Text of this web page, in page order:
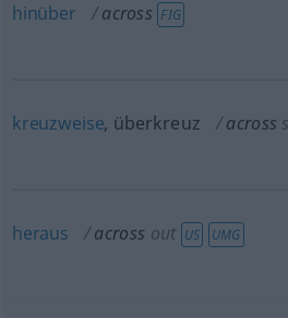
hinüber across FIG
kreuzweise, überkreuz across
heraus across out US UMG